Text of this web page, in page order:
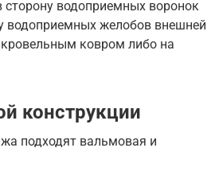
водоприемных воронок
водоприемных желобов внешней
ковром либо на
конструкции
подходят вальмовая и